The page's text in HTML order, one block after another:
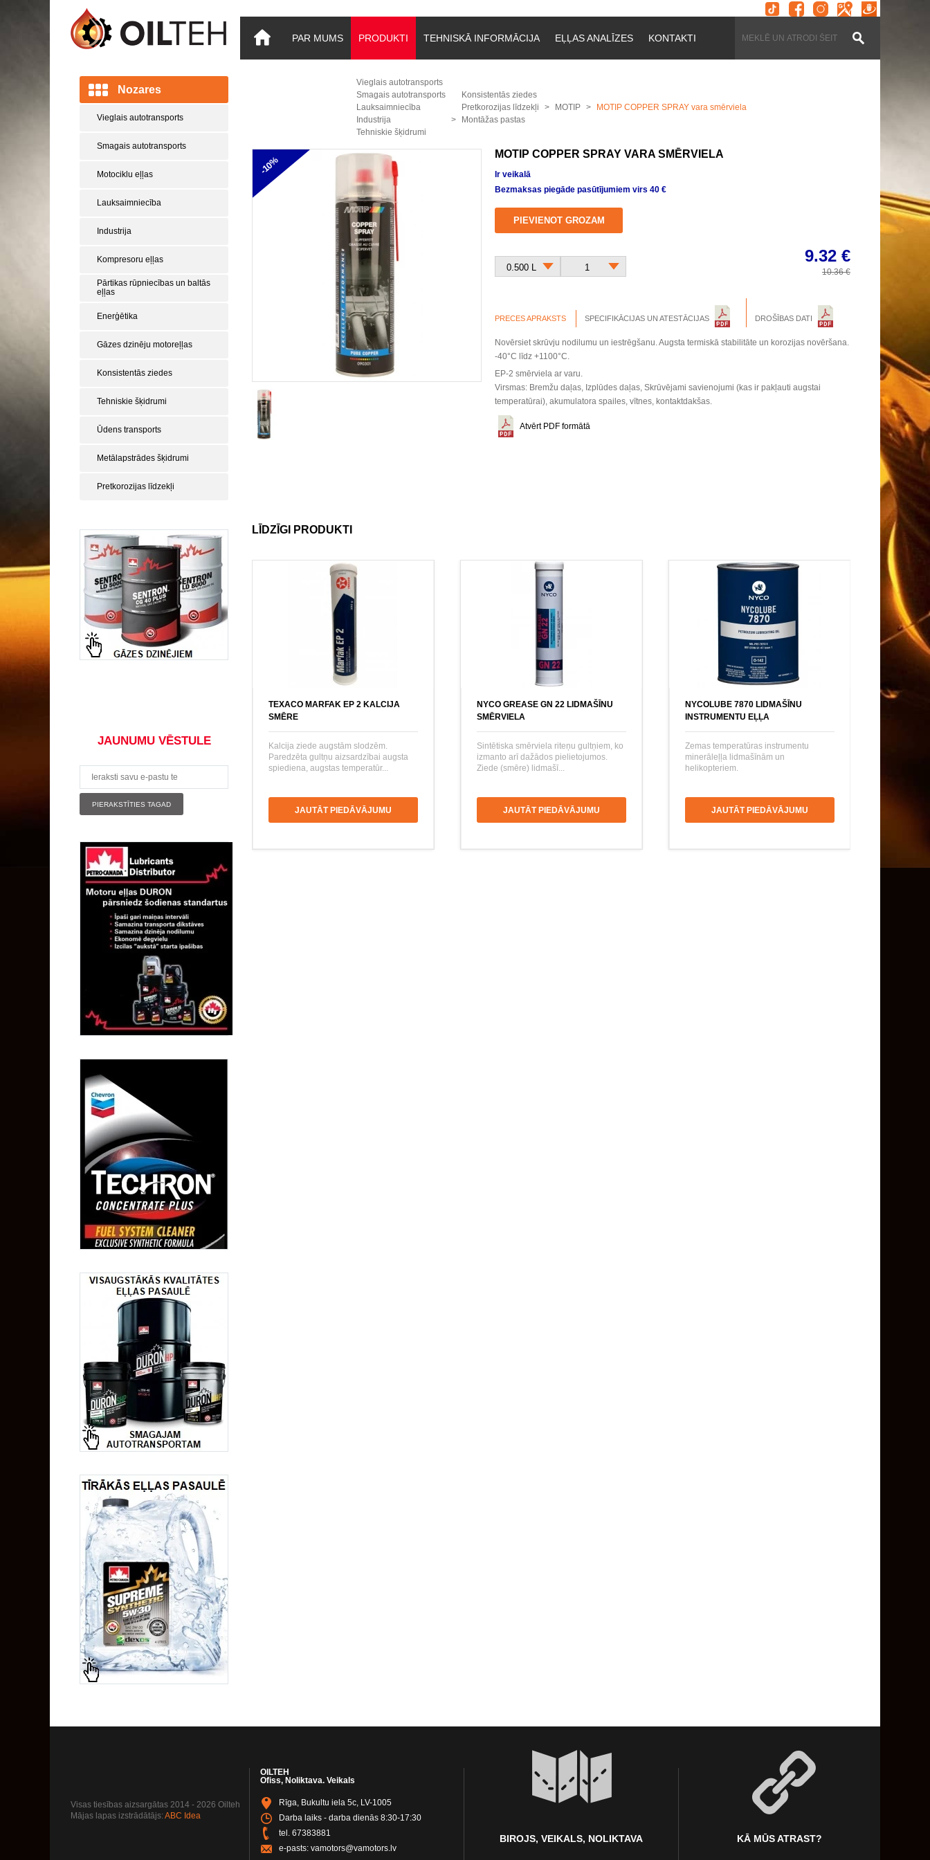
PAR MUMS PRODUKTI TEHNISKĀ INFORMĀCIJA EĻĻAS ANALĪZES KONTAKTI
Nozares
Vieglais autotransports
Smagais autotransports
Motociklu eļļas
Lauksaimniecība
Industrija
Kompresoru eļļas
Pārtikas rūpniecības un baltās
eļļas
Enerģētika
Gāzes dzinēju motoreļļas
Konsistentās ziedes
Tehniskie šķidrumi
Ūdens transports
Metālapstrādes šķidrumi
Pretkorozijas līdzekļi
JAUNUMU VĒSTULE
Vieglais autotransports
Smagais autotransports
Lauksaimniecība
Industrija
Tehniskie šķidrumi
Konsistentās ziedes
Pretkorozijas līdzekļi
Montāžas pastas
MOTIP MOTIP COPPER SPRAY vara smērviela
-10%
MOTIP COPPER SPRAY VARA SMĒRVIELA
Ir veikalā
Bezmaksas piegāde pasūtījumiem virs 40 €
PIEVIENOT GROZAM
0.500 L 1
9.32 €
10.36€
PRECES APRAKSTS SPECIFIKĀCIJAS UN ATESTĀCIJAS DROŠĪBAS DATI
Novērsiet skrūvju nodilumu un iestrēgšanu. Augsta termiskā stabilitāte un korozijas novēršana.
-40°C līdz +1100°C.
EP-2 smērviela ar varu.
Virsmas: Bremžu daļas, Izplūdes daļas, Skrūvējami savienojumi (kas ir pakļauti augstai
temperatūrai), akumulatora spailes, vītnes, kontaktdakšas.
Atvērt PDF formātā
LĪDZĪGI PRODUKTI
TEXACO MARFAK EP 2 KALCIJA
SMĒRE
Kalcija ziede augstām slodzēm.
Paredzēta gultņu aizsardzībai augsta
spiediena, augstas temperatūr...
JAUTĀT PIEDĀVĀJUMU
NYCO GREASE GN 22 LIDMAŠĪNU
SMĒRVIELA
Sintētiska smērviela riteņu gultņiem, ko
izmanto arī dažādos pielietojumos.
Ziede (smēre) lidmašī...
JAUTĀT PIEDĀVĀJUMU
NYCOLUBE 7870 LIDMAŠĪNU
INSTRUMENTU EĻĻA
Zemas temperatūras instrumentu
minerāleļļa lidmašīnām un
helikopteriem.
JAUTĀT PIEDĀVĀJUMU
Visas tiesības aizsargātas 2014 - 2026 Oilteh
Mājas lapas izstrādātājs: ABC Idea
OILTEH
Ofiss, Noliktava. Veikals
Rīga, Bukultu iela 5c, LV-1005
Darba laiks - darba dienās 8:30-17:30
tel. 67383881
e-pasts: vamotors@vamotors.lv
BIROJS, VEIKALS, NOLIKTAVA KĀ MŪS ATRAST?